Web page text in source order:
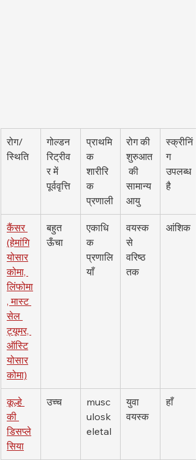
रोग/
स्थिति
गोल्डन
रिट्रीव
र में
पूर्ववृत्ति
प्राथमि
क
शारीरि
क
प्रणाली
रोग की
शुरुआत
की
सामान्य
आयु
स्क्रीनिं
ग
उपलब्ध
है
कैंसर
(हेमांगि
योसार
कोमा,
लिंफोमा
, मास्ट
सेल
ट्यूमर,
ऑस्टि
योसार
कोमा)
बहुत
ऊँचा
एकाधि
क
प्रणालि
याँ
वयस्क
से
वरिष्ठ
तक
आंशिक
कूल्हे
की
डिसप्ले
सिया
उच्च
musc
ulosk
eletal
युवा
वयस्क
हाँ